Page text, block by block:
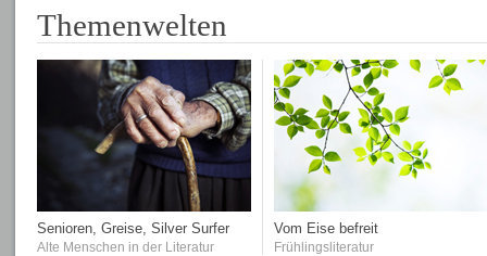
Themenwelten
Senioren, Greise, Silver Surfer
Alte Menschen in der Literatur
Vom Eise befreit
Frühlingsliteratur